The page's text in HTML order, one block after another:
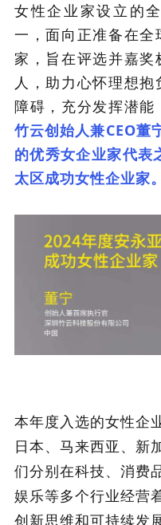
女性企业家设立的
一，面向正准备在全
家，旨在评选并嘉
人，助力心怀理想
障碍，充分发挥潜能
竹云创始人兼CEO董
的优秀女企业家代表
太区成功女性企业家。
本年度入选的女性企
日本、马来西亚、新
们分别在科技、消费
娱乐等多个行业经营
创新思维和可持续发